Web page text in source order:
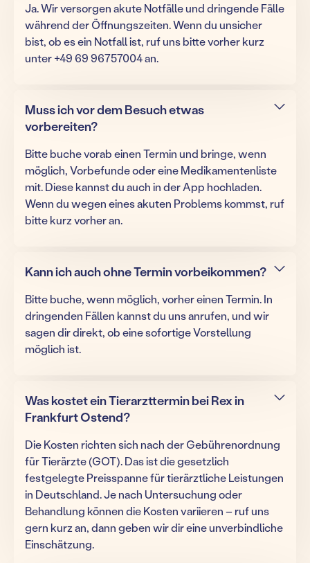
Ja. Wir versorgen akute Notfälle und dringende Fälle
während der Öffnungszeiten. Wenn du unsicher
bist, ob es ein Notfall ist, ruf uns bitte vorher kurz
unter +49 69 96757004 an.
Muss ich vor dem Besuch etwas
vorbereiten?
Bitte buche vorab einen Termin und bringe, wenn
möglich, Vorbefunde oder eine Medikamentenliste
mit. Diese kannst du auch in der App hochladen.
Wenn du wegen eines akuten Problems kommst, ruf
bitte kurz vorher an.
Kann ich auch ohne Termin vorbeikommen?
Bitte buche, wenn möglich, vorher einen Termin. In
dringenden Fällen kannst du uns anrufen, und wir
sagen dir direkt, ob eine sofortige Vorstellung
möglich ist.
Was kostet ein Tierarzttermin bei Rex in
Frankfurt Ostend?
Die Kosten richten sich nach der Gebührenordnung
für Tierärzte (GOT). Das ist die gesetzlich
festgelegte Preisspanne für tierärztliche Leistungen
in Deutschland. Je nach Untersuchung oder
Behandlung können die Kosten variieren – ruf uns
gern kurz an, dann geben wir dir eine unverbindliche
Einschätzung.